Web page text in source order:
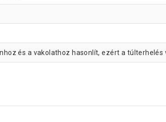
és a vakolathoz hasonlít, ezért a